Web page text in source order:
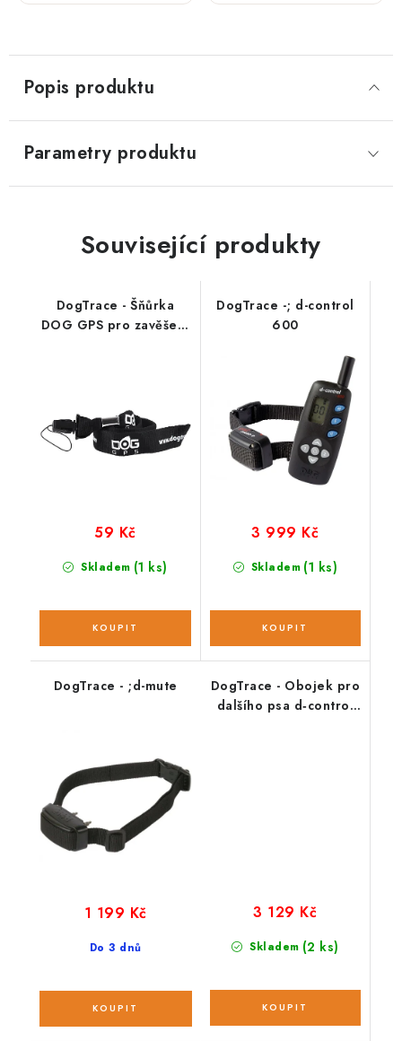
Popis produktu
Parametry produktu
Související produkty
DogTrace - Šňůrka
DOG GPS pro zavěšení
Skladem (1 ks)
59 Kč
DogTrace -; d-control
600
Skladem (1 ks)
3 999 Kč
DogTrace - ;d-mute
Do 3 dnů
1 199 Kč
DogTrace - Obojek pro
dalšího psa d‑control
Skladem (2 ks)
3 129 Kč